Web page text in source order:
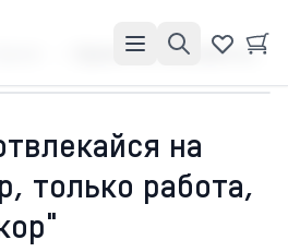
Кружка "Не отвлекайся на всякий вздор, только работа, только хардкор"
на
только работа,